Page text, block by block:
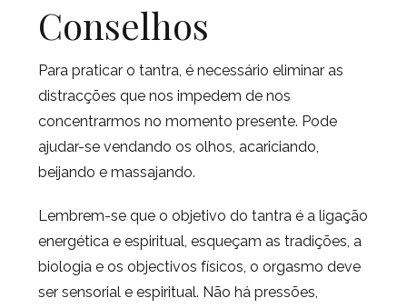
Conselhos
Para praticar o tantra, é necessário eliminar as
distracções que nos impedem de nos
concentrarmos no momento presente. Pode
ajudar-se vendando os olhos, acariciando,
beijando e massajando.
Lembrem-se que o objetivo do tantra é a ligação
energética e espiritual, esqueçam as tradições, a
biologia e os objectivos físicos, o orgasmo deve
ser sensorial e espiritual. Não há pressões,